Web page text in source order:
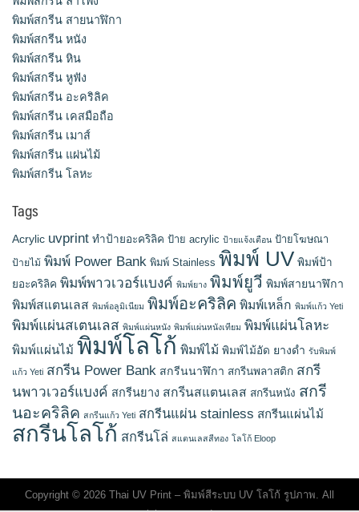
พิมพ์สกรีน สายนาฬิกา
พิมพ์สกรีน หนัง
พิมพ์สกรีน หิน
พิมพ์สกรีน หูฟัง
พิมพ์สกรีน อะคริลิค
พิมพ์สกรีน เคสมือถือ
พิมพ์สกรีน เมาส์
พิมพ์สกรีน แผ่นไม้
พิมพ์สกรีน โลหะ
Tags
Acrylic uvprint ทำป้ายอะคริลิค ป้าย acrylic ป้ายแจ้งเตือน ป้ายโฆษณา
ป้ายไม้ พิมพ์ Power Bank พิมพ์ Stainless พิมพ์ UV พิมพ์ป้า
ยอะคริลิค พิมพ์พาวเวอร์แบงค์ พิมพ์ยาง พิมพ์ยูวี พิมพ์สายนาฬิกา
พิมพ์สแตนเลส พิมพ์อลูมิเนียม พิมพ์อะคริลิค พิมพ์เหล็ก พิมพ์แก้ว Yeti
พิมพ์แผ่นสเตนเลส พิมพ์แผ่นหนัง พิมพ์แผ่นหนังเทียม พิมพ์แผ่นโลหะ
พิมพ์แผ่นไม้ พิมพ์โลโก้ พิมพ์ไม้ พิมพ์ไม้อัด ยางดำ รับพิมพ์
แก้ว Yeti สกรีน Power Bank สกรีนนาฬิกา สกรีนพลาสติก สกรี
นพาวเวอร์แบงค์ สกรีนยาง สกรีนสแตนเลส สกรีนหนัง สกรี
นอะคริลิค สกรีนแก้ว Yeti สกรีนแผ่น stainless สกรีนแผ่นไม้
สกรีนโลโก้ สกรีนโล่ สแตนเลสสีทอง โลโก้ Eloop
Copyright © 2026 Thai UV Print – พิมพ์สีระบบ UV โลโก้ รูปภาพ. All